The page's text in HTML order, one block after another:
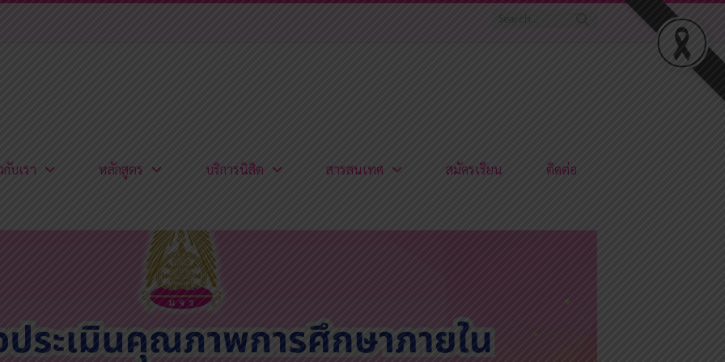
กับเรา หลักสูตร บริการนิสิต สารสนเทศ สมัครเรียน ติดต่อ